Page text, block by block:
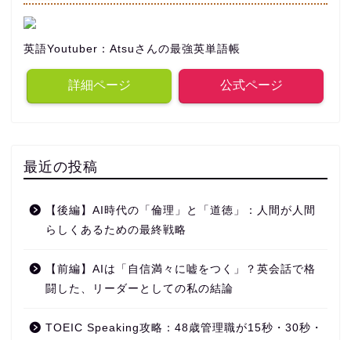
英語Youtuber：Atsuさんの最強英単語帳
詳細ページ 公式ページ
最近の投稿
【後編】AI時代の「倫理」と「道徳」：人間が人間
らしくあるための最終戦略
【前編】AIは「自信満々に嘘をつく」？英会話で格
闘した、リーダーとしての私の結論
TOEIC Speaking攻略：48歳管理職が15秒・30秒・